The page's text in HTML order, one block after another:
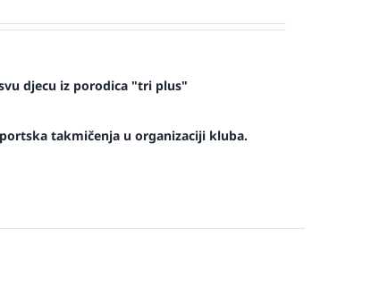
djecu iz porodica "tri plus"
takmičenja u organizaciji kluba.